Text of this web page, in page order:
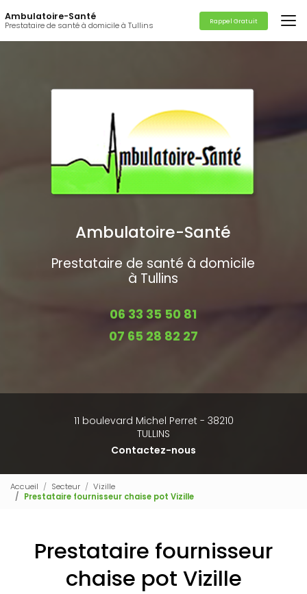
au
contenu
principal
Ambulatoire-Santé
Prestataire de santé à domicile à Tullins Rappel Gratuit
Ambulatoire-Santé
Prestataire de santé à domicile
à Tullins
06 33 35 50 81
07 65 28 82 27
11 boulevard Michel Perret - 38210
TULLINS
Contactez-nous
Accueil Secteur
Vizille
Prestataire fournisseur chaise pot Vizille
Prestataire fournisseur
chaise pot Vizille